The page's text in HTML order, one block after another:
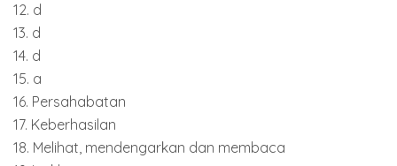
12. d
13. d
14. d
15. a
16. Persahabatan
17. Keberhasilan
18. Melihat, mendengarkan dan membaca